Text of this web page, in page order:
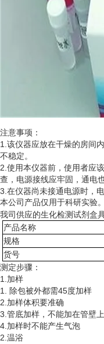
注意事项：
1.该仪器应放在干燥的房间
不稳定。
2.使用本仪器前，使用者应
查，电源接线应牢固，通电
3.在仪器尚未接通电源时，
本公司产品仅用于科研实验。
我司供应的生化检测试剂盒
产品名称
规格
货号
测定步骤：
1.加样
1. 除包被外都需45度加样
2.加样体积要准确
3.管底加样，不能加在管壁上
4.加样时不能产生气泡
2.温浴